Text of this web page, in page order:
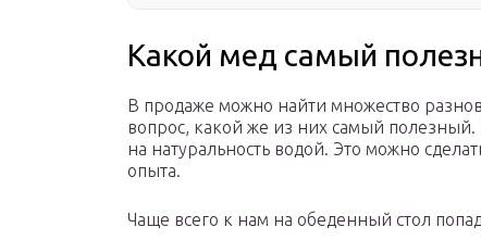
Какой мед самый
В продаже можно найти множество
вопрос, какой же из них самый
на натуральность водой. Это можно
опыта.
Чаще всего к нам на обеденный стол